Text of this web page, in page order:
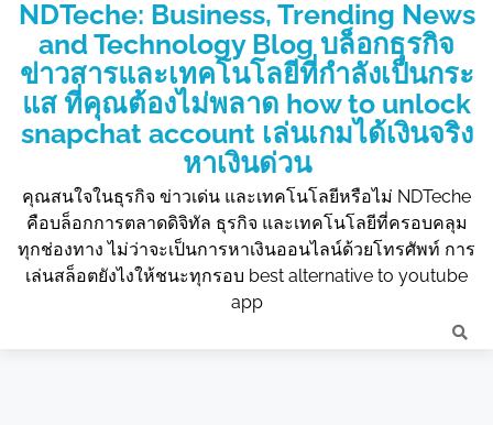
Skip
content
NDTeche: Business, Trending News
and Technology Blog บล็อกธุรกิจ
ข่าวสารและเทคโนโลยีที่กำลังเป็นกระ
แส ที่คุณต้องไม่พลาด how to unlock
snapchat account เล่นเกมได้เงินจริง
หาเงินด่วน
คุณสนใจในธุรกิจ ข่าวเด่น และเทคโนโลยีหรือไม่ NDTeche
คือบล็อกการตลาดดิจิทัล ธุรกิจ และเทคโนโลยีที่ครอบคลุม
ทุกช่องทาง ไม่ว่าจะเป็นการหาเงินออนไลน์ด้วยโทรศัพท์ การ
เล่นสล็อตยังไงให้ชนะทุกรอบ best alternative to youtube
app